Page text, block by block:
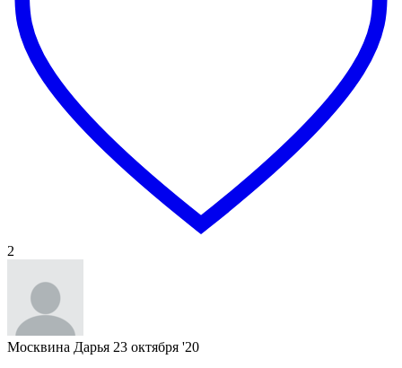
2
Москвина Дарья 23 октября '20